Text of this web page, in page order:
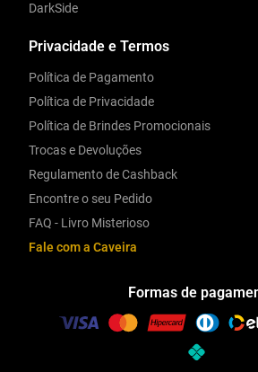
Privacidade e Termos
Política de Pagamento
Política de Privacidade
Política de Brindes Promocionais
Trocas e Devoluções
Regulamento de Cashback
Encontre o seu Pedido
FAQ - Livro Misterioso
Fale com a Caveira
DarkSide
Formas de